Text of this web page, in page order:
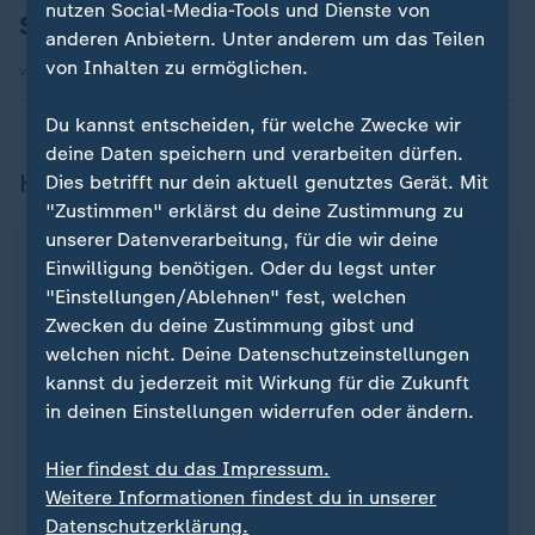
SPD-Kanzler am Boden
von Dominik Rzepka
Hintergründe und Analysen zur Wahl
Kommentar
Letzte Chance für die politische
Mitte
Vor allem die radikalen Ränder
gewinnen, die politische Mitte
Bundestagswahl. Für Union und
SPD bleibt eine letzte Chance.
nutzen Social-Media-Tools und Dienste von
anderen Anbietern. Unter anderem um das Teilen
von Inhalten zu ermöglichen.
Du kannst entscheiden, für welche Zwecke wir
deine Daten speichern und verarbeiten dürfen.
Dies betrifft nur dein aktuell genutztes Gerät. Mit
"Zustimmen" erklärst du deine Zustimmung zu
unserer Datenverarbeitung, für die wir deine
Einwilligung benötigen. Oder du legst unter
"Einstellungen/Ablehnen" fest, welchen
Zwecken du deine Zustimmung gibst und
welchen nicht. Deine Datenschutzeinstellungen
kannst du jederzeit mit Wirkung für die Zukunft
in deinen Einstellungen widerrufen oder ändern.
Hier findest du das Impressum.
Weitere Informationen findest du in unserer
Datenschutzerklärung.